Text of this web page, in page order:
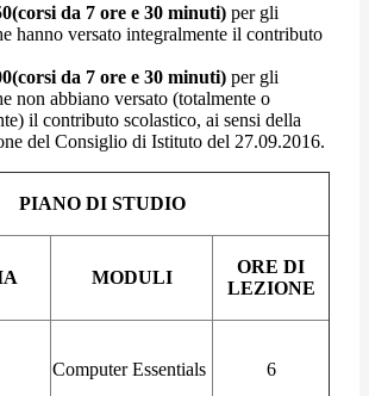
da 7 ore e 30 minuti) per gli
hanno versato integralmente il contributo
da 7 ore e 30 minuti) per gli
non abbiano versato (totalmente o
il contributo scolastico, ai sensi della
del Consiglio di Istituto del 27.09.2016.
PIANO DI STUDIO
MODULI
ORE DI
LEZIONE
Computer Essentials 6